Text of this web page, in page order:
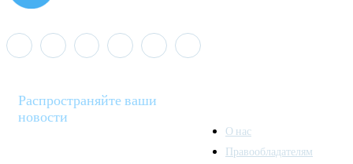
Распространяйте ваши
новости
О нас
Правообладателям